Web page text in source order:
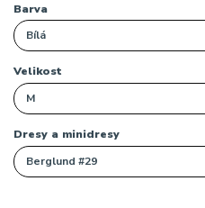
Barva
Velikost
Dresy a minidresy